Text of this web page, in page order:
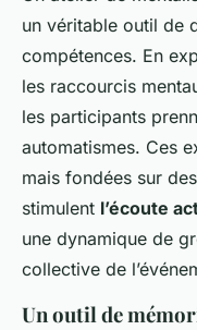
un véritable outil de
compétences. En
les raccourcis
les participants
automatismes. Ces
mais fondées sur
stimulent l’écoute
une dynamique de
collective de
Un outil de